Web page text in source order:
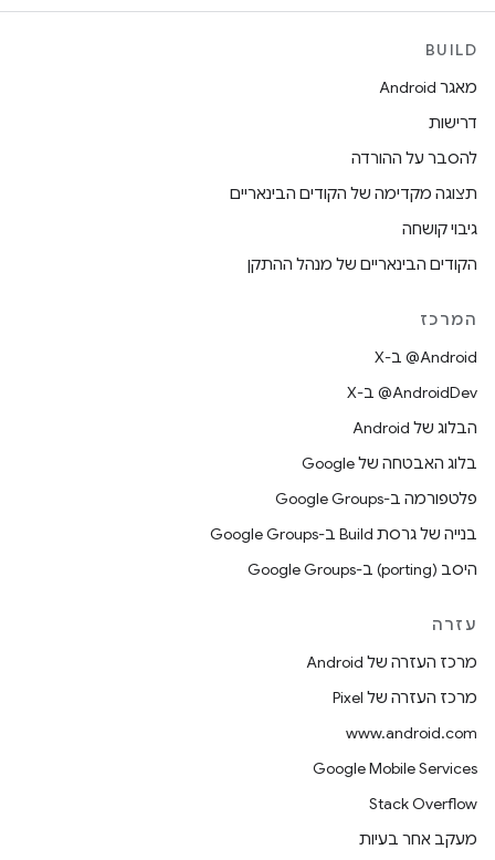
BUILD
מאגר Android
דרישות
להסבר על ההורדה
תצוגה מקדימה של הקודים הבינאריים
גיבוי קושחה
הקודים הבינאריים של מנהל ההתקן
המרכז
‫‎@Android ב-X
‫‎@AndroidDev ב-X
הבלוג של Android
בלוג האבטחה של Google
פלטפורמה ב-Google Groups
בנייה של גרסת Build ב-Google Groups
היסב (porting) ב-Google Groups
עזרה
מרכז העזרה של Android
מרכז העזרה של Pixel
www.android.com
Google Mobile Services
Stack Overflow
מעקב אחר בעיות